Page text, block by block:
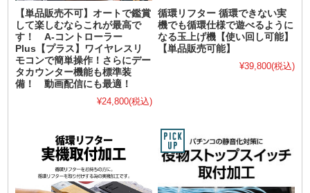
【単品販売不可】オートで鑑賞
して楽しむならこれが最高で
す！ A-コントローラー
Plus【プラス】ワイヤレスリ
モコンで簡単操作！さらにデー
タカウンター機能も標準装
備！ 動画配信にも最適！
¥24,800(税込)
循環リフター 循環できない実
機でも循環仕様で遊べるように
なる玉上げ機【使い回し可能】
【単品販売可能】
¥39,800(税込)